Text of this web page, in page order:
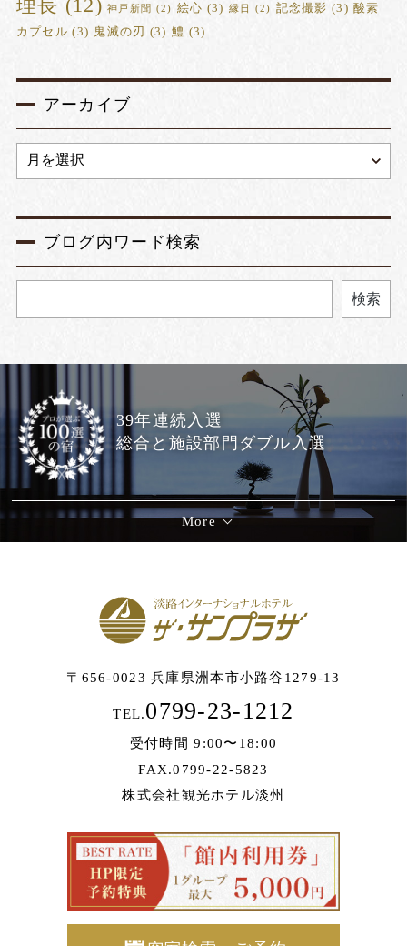
理長 (12) 神戸新聞 (2) 絵心 (3) 縁日 (2) 記念撮影 (3) 酸素
カプセル (3) 鬼滅の刃 (3) 鱧 (3)
アーカイブ
ブログ内ワード検索
検索
39年連続入選
総合と施設部門ダブル入選
More
〒656-0023 兵庫県洲本市小路谷1279-13
TEL.0799-23-1212
受付時間 9:00〜18:00
FAX.0799-22-5823
株式会社観光ホテル淡州